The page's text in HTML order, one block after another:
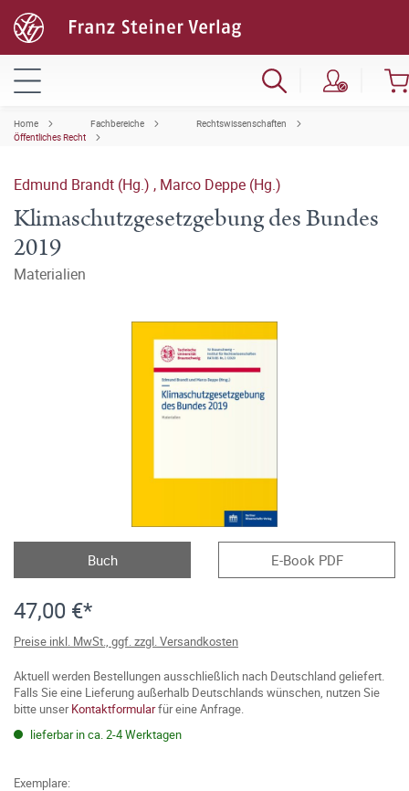
Home Fachbereiche
Rechtswissenschaften
Öffentliches Recht
Edmund Brandt (Hg.) , Marco Deppe (Hg.)
Klimaschutzgesetzgebung des Bundes
2019
Materialien
Buch E-Book PDF
47,00 €*
Preise inkl. MwSt., ggf. zzgl. Versandkosten
Aktuell werden Bestellungen ausschließlich nach Deutschland geliefert.
Falls Sie eine Lieferung außerhalb Deutschlands wünschen, nutzen Sie
bitte unserKontaktformularfür eine Anfrage.
lieferbar in ca. 2-4 Werktagen
Exemplare: